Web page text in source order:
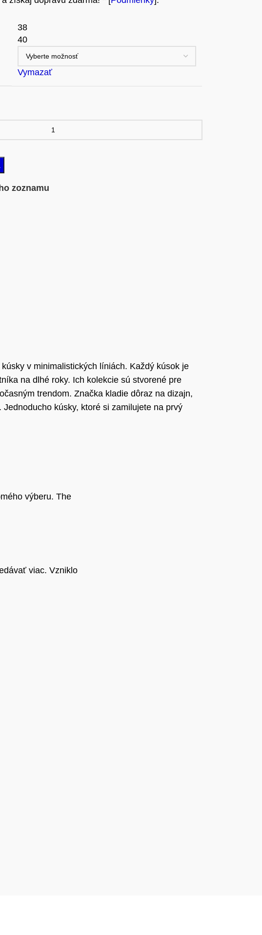
38
40
Vymazať
zoznamu
v minimalistických líniách. Každý kúsok je
na dlhé roky. Ich kolekcie sú stvorené pre
trendom. Značka kladie dôraz na dizajn,
kúsky, ktoré si zamilujete na prvý
výberu. The
viac. Vzniklo